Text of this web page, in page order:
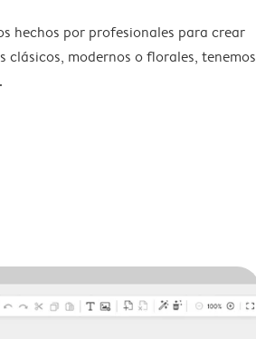
hechos por profesionales para crear
modernos o florales, tenemos